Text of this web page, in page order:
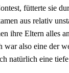
fütterte sie
aus relativ
ihre Eltern alles
war also eine der
natürlich eine